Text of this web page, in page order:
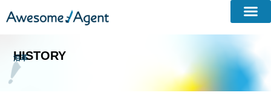
HISTORY
沿革